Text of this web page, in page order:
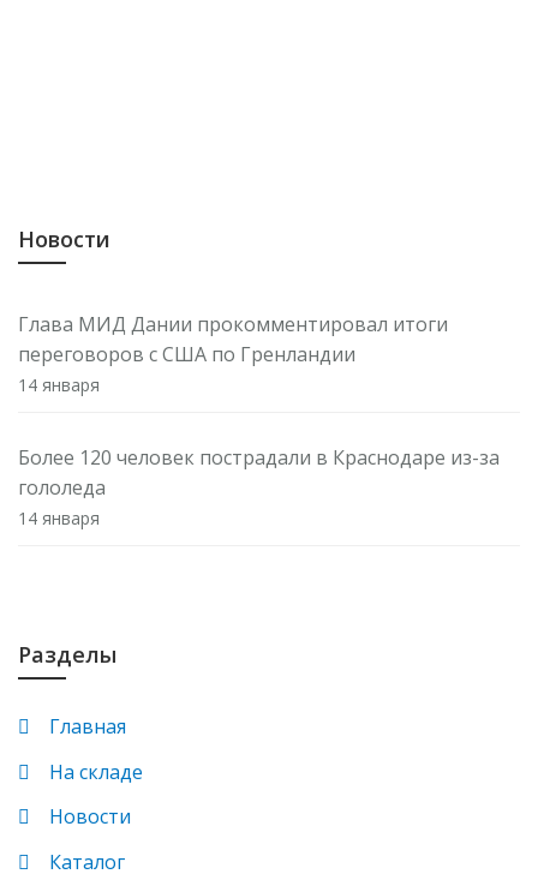
Новости
Глава МИД Дании прокомментировал итоги
переговоров с США по Гренландии
14 января
Более 120 человек пострадали в Краснодаре из-за
гололеда
14 января
14 января
В ЕЭАС ужесточили контроль за содержанием
потребителя
14 января
Разделы
Главная
На складе
Новости
Каталог